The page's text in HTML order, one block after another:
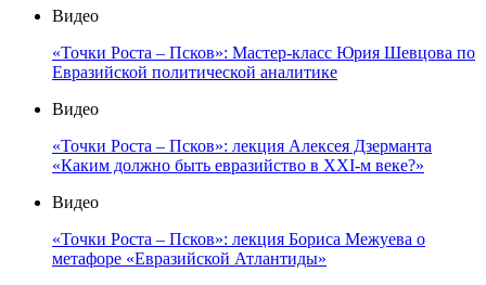
Видео
«Точки Роста – Псков»: Мастер-класс Юрия Шевцова по
Евразийской политической аналитике
Видео
«Точки Роста – Псков»: лекция Алексея Дзерманта
«Каким должно быть евразийство в XXI-м веке?»
Видео
«Точки Роста – Псков»: лекция Бориса Межуева о
метафоре «Евразийской Атлантиды»